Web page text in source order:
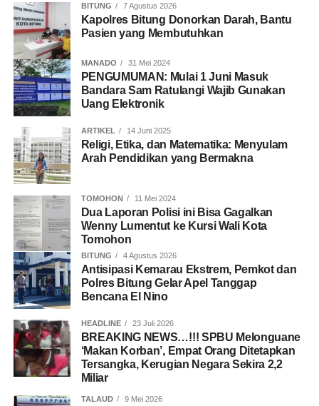
BITUNG 7 Agustus 2026
Kapolres Bitung Donorkan Darah, Bantu
Pasien yang Membutuhkan
MANADO 31 Mei 2024
PENGUMUMAN: Mulai 1 Juni Masuk
Bandara Sam Ratulangi Wajib Gunakan
Uang Elektronik
ARTIKEL 14 Juni 2025
Religi, Etika, dan Matematika: Menyulam
Arah Pendidikan yang Bermakna
TOMOHON 11 Mei 2024
Dua Laporan Polisi ini Bisa Gagalkan
Wenny Lumentut ke Kursi Wali Kota
Tomohon
BITUNG 4 Agustus 2026
Antisipasi Kemarau Ekstrem, Pemkot dan
Polres Bitung Gelar Apel Tanggap
Bencana El Nino
HEADLINE 23 Juli 2026
BREAKING NEWS…!!! SPBU Melonguane
‘Makan Korban’, Empat Orang Ditetapkan
Tersangka, Kerugian Negara Sekira 2,2
Miliar
TALAUD 9 Mei 2026